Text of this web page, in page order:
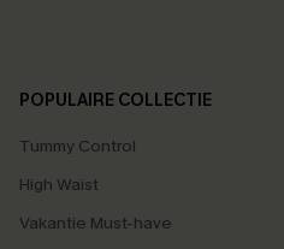
POPULAIRE COLLECTIE
Tummy Control
High Waist
Vakantie Must-have